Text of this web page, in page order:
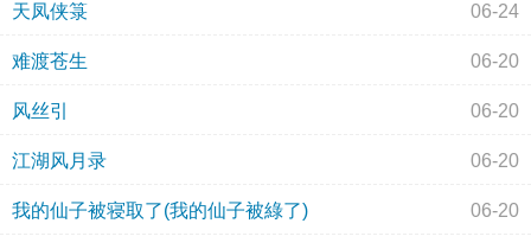
天凤侠箓 06-24
难渡苍生 06-20
风丝引 06-20
江湖风月录 06-20
我的仙子被寝取了(我的仙子被綠了) 06-20